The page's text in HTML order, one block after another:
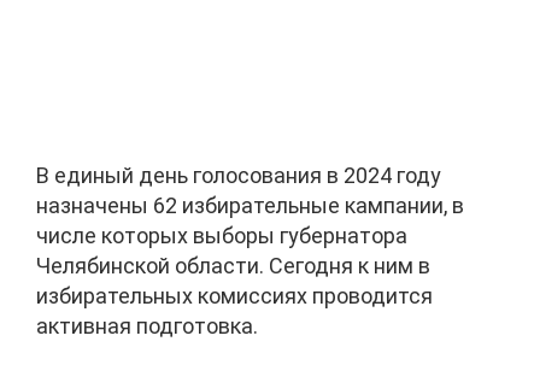
В единый день голосования в 2024 году
назначены 62 избирательные кампании, в
числе которых выборы губернатора
Челябинской области. Сегодня к ним в
избирательных комиссиях проводится
активная подготовка.